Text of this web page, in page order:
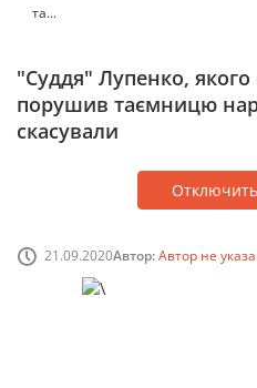
та...
"Суддя" Лупенко, якого
порушив таємницю
скасували
21.09.2020Автор:Автор не